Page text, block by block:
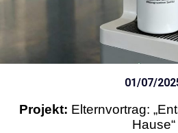
01/07/
Projekt: Elternvortrag:
Hause“